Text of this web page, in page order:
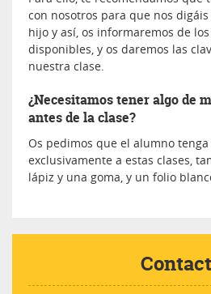
con nosotros para que nos
hijo y así, os informaremos de
disponibles, y os daremos las
nuestra clase.
¿Necesitamos tener algo de
antes de la clase?
Os pedimos que el alumno
exclusivamente a estas clases,
lápiz y una goma, y un folio